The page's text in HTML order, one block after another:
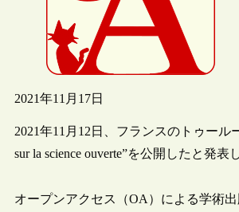
2021年11月17日
2021年11月12日、フランスのトゥー
sur la science ouverte”を公開したと発表
オープンアクセス（OA）による学術